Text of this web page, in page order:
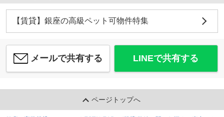
【賃貸】銀座の高級ペット可物件特集
メールで共有する LINEで共有する
ページトップへ